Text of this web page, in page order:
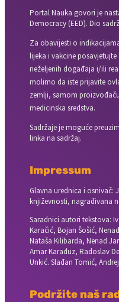
Portal Nauka govori je
Democracy (EED). Dio
Za obavijesti o
lijeka i vakcine
neželjenih događaja i/ili
molimo da iste prijavite
zemlji, samom
medicinska sredstva.
Sadržaje je moguće
linka na sadržaj.
Impressum
Glavna urednica i osnivač:
književnosti, nagrađivana
Saradnici autori tekstova:
Karačić, Bojan Šošić,
Nataša Kilibarda, Nenad
Amar Karađuz, Radoslav
Unkić. Slađan Tomić,
Podržite naš